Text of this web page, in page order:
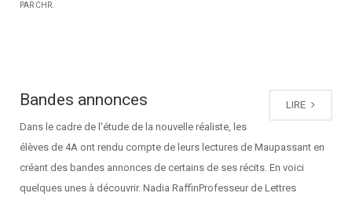
PAR CHR.
LIRE
Bandes annonces
Dans le cadre de l'étude de la nouvelle réaliste, les
élèves de 4A ont rendu compte de leurs lectures de Maupassant en
créant des bandes annonces de certains de ses récits. En voici
quelques unes à découvrir. Nadia RaffinProfesseur de Lettres